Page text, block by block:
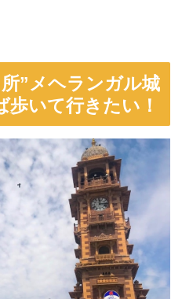
”メヘランガル城
歩いて行きたい！